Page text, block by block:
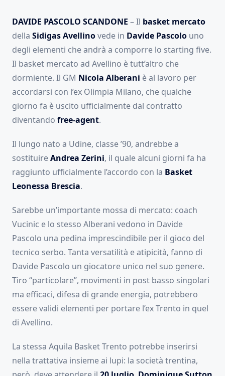
DAVIDE PASCOLO SCANDONE – Il basket mercato
della Sidigas Avellinovede in Davide Pascolo uno
degli elementi che andrà a comporre lo starting five.
Il basket mercato ad Avellino è tutt’altro che
dormiente. Il GM Nicola Alberani è al lavoro per
accordarsi con l’ex Olimpia Milano, che qualche
giorno fa è uscito ufficialmente dal contratto
diventando free-agent.
Il lungo nato a Udine, classe ’90, andrebbe a
sostituireAndrea Zerini, il quale alcuni giorni fa ha
raggiunto ufficialmente l’accordo con la Basket
Leonessa Brescia.
Sarebbe un’importante mossa di mercato: coach
Vucinic e lo stesso Alberani vedono in Davide
Pascolo una pedina imprescindibile per il gioco del
tecnico serbo. Tanta versatilità e atipicità, fanno di
Davide Pascolo un giocatore unico nel suo genere.
Tiro “particolare”, movimenti in post basso singolari
ma efficaci, difesa di grande energia, potrebbero
essere validi elementi per portare l’ex Trento in quel
di Avellino.
La stessa Aquila Basket Trento potrebbe inserirsi
nella trattativa insieme ai lupi: la società trentina,